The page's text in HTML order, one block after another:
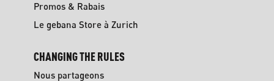
Promos & Rabais
Le gebana Store à Zurich
CHANGING THE RULES
Nous partageons